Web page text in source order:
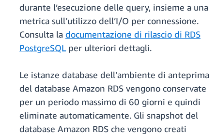
durante l’esecuzione delle query, insieme a una
metrica sull’utilizzo dell’I/O per connessione.
Consulta la documentazione di rilascio di RDS
PostgreSQLper ulteriori dettagli.
Le istanze database dell’ambiente di anteprima
del database Amazon RDS vengono conservate
per un periodo massimo di 60 giorni e quindi
eliminate automaticamente. Gli snapshot del
database Amazon RDS che vengono creati